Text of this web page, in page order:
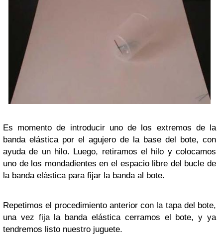
Es momento de introducir uno de los extremos de la
banda elástica por el agujero de la base del bote, con
ayuda de un hilo. Luego, retiramos el hilo y colocamos
uno de los mondadientes en el espacio libre del bucle de
la banda elástica para fijar la banda al bote.
Repetimos el procedimiento anterior con la tapa del bote,
una vez fija la banda elástica cerramos el bote, y ya
tendremos listo nuestro juguete.